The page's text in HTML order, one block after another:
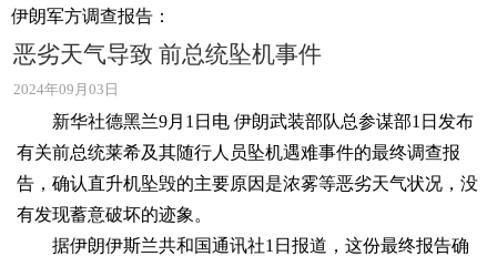
伊朗军方调查报告：
恶劣天气导致 前总统坠机事件
2024年09月03日
新华社德黑兰9月1日电 伊朗武装部队总参谋部1日发布
有关前总统莱希及其随行人员坠机遇难事件的最终调查报
告，确认直升机坠毁的主要原因是浓雾等恶劣天气状况，没
有发现蓄意破坏的迹象。
据伊朗伊斯兰共和国通讯社1日报道，这份最终报告确